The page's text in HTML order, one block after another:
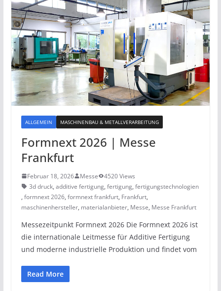
ALLGEMEIN MASCHINENBAU & METALLVERARBEITUNG
Formnext 2026 | Messe
Frankfurt
Februar 18, 2026 Messe
4520 Views
3d druck, additive fertigung, fertigung, fertigungstechnologien
, formnext 2026, formnext frankfurt, Frankfurt,
maschinenhersteller, materialanbieter, Messe, Messe Frankfurt
Messezeitpunkt Formnext 2026 Die Formnext 2026 ist
die internationale Leitmesse für Additive Fertigung
und moderne industrielle Produktion und findet vom
Read More